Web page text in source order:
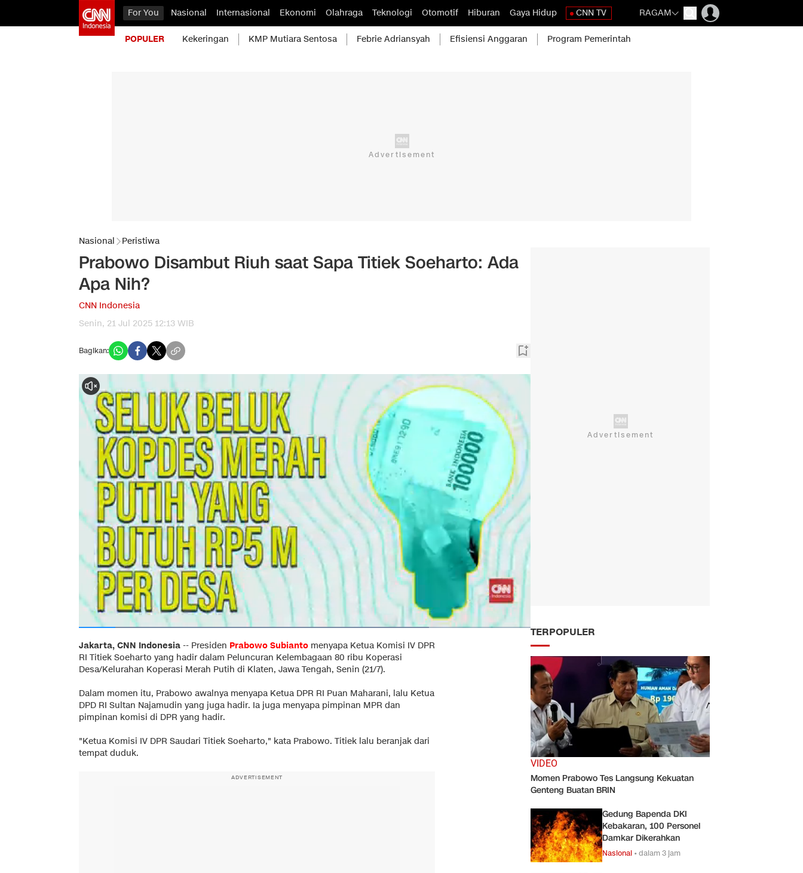
For You Nasional Internasional Ekonomi Olahraga Teknologi Otomotif Hiburan Gaya Hidup CNN TV RAGAM
POPULER Kekeringan KMP Mutiara Sentosa Febrie Adriansyah Efisiensi Anggaran Program Pemerintah
Nasional Peristiwa
Prabowo Disambut Riuh saat Sapa Titiek Soeharto: Ada
Apa Nih?
CNN Indonesia
Senin, 21 Jul 2025 12:13 WIB
Bagikan:
Jakarta, CNN Indonesia -- Presiden Prabowo Subianto menyapa Ketua Komisi IV DPR
RI Titiek Soeharto yang hadir dalam Peluncuran Kelembagaan 80 ribu Koperasi
Desa/Kelurahan Koperasi Merah Putih di Klaten, Jawa Tengah, Senin (21/7).
Dalam momen itu, Prabowo awalnya menyapa Ketua DPR RI Puan Maharani, lalu Ketua
DPD RI Sultan Najamudin yang juga hadir. Ia juga menyapa pimpinan MPR dan
pimpinan komisi di DPR yang hadir.
"Ketua Komisi IV DPR Saudari Titiek Soeharto," kata Prabowo. Titiek lalu beranjak dari
tempat duduk.
ADVERTISEMENT
TERPOPULER
VIDEO
Momen Prabowo Tes Langsung Kekuatan
Genteng Buatan BRIN
Gedung Bapenda DKI
Kebakaran, 100 Personel
Damkar Dikerahkan
Nasional •dalam 3 jam